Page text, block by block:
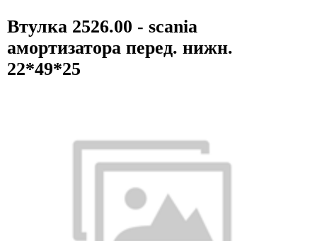
Втулка 2526.00 - scania
амортизатора перед. нижн.
22*49*25